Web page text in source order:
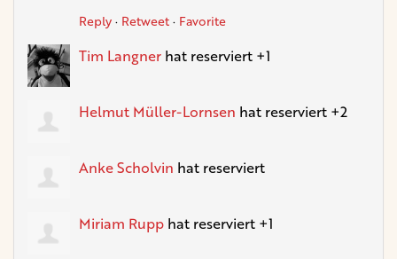
Reply· Retweet· Favorite
Tim Langner hat reserviert +1
Helmut Müller-Lornsen hat reserviert +2
Anke Scholvin hat reserviert
Miriam Rupp hat reserviert +1